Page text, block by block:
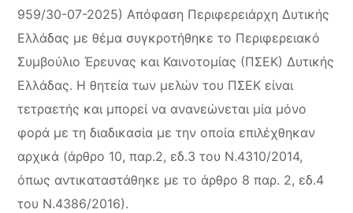
959/30-07-2025) Απόφαση Περιφερειάρχη Δυτικής
Ελλάδας με θέμα συγκροτήθηκε το Περιφερειακό
Συμβούλιο Έρευνας και Καινοτομίας (ΠΣΕΚ) Δυτικής
Ελλάδας. Η θητεία των μελών του ΠΣΕΚ είναι
τετραετής και μπορεί να ανανεώνεται μία μόνο
φορά με τη διαδικασία με την οποία επιλέχθηκαν
αρχικά (άρθρο 10, παρ.2, εδ.3 του Ν.4310/2014,
όπως αντικαταστάθηκε με το άρθρο 8 παρ. 2, εδ.4
του Ν.4386/2016).